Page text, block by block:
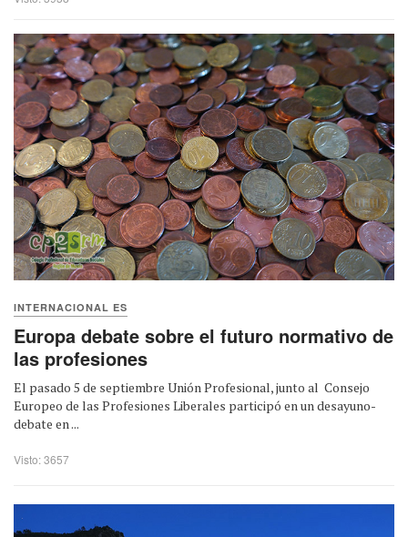
INTERNACIONAL ES
Europa debate sobre el futuro normativo de
las profesiones
El pasado 5 de septiembre Unión Profesional, junto al Consejo
Europeo de las Profesiones Liberales participó en un desayuno-
debate en ...
Visto: 3657